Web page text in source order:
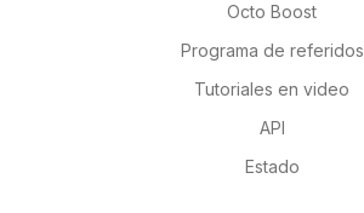
Octo Boost
Programa de referidos
Tutoriales en video
API
Estado